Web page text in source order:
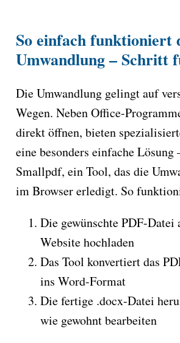
So einfach funktioniert
Umwandlung – Schritt
Die Umwandlung gelingt auf
Wegen. Neben Office-
direkt öffnen, bieten
eine besonders einfache Lösung
Smallpdf, ein Tool, das die
im Browser erledigt. So
Die gewünschte PDF-Datei
Website hochladen
Das Tool konvertiert das
ins Word-Format
Die fertige .docx-Datei
wie gewohnt bearbeiten